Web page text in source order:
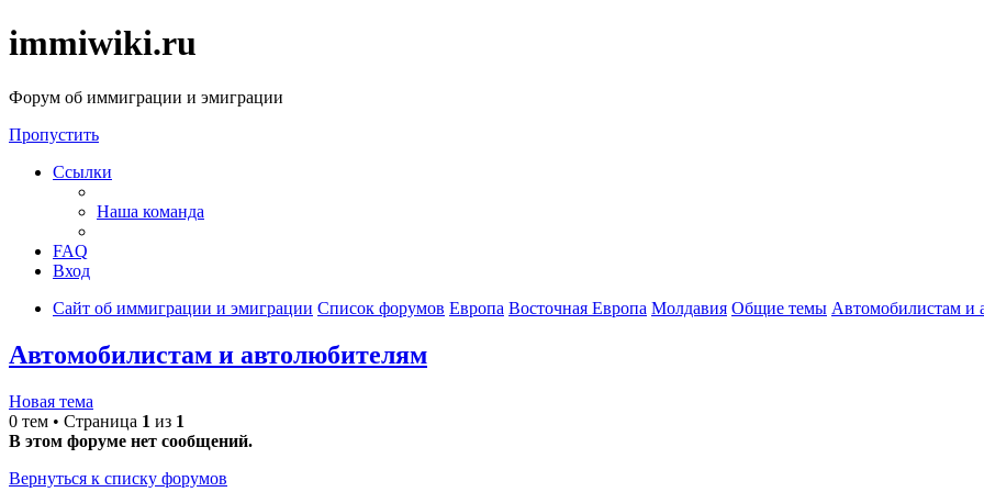
immiwiki.ru
Форум об иммиграции и эмиграции
Пропустить
Ссылки
Наша команда
FAQ
Вход
Сайт об иммиграции и эмиграции Список форумов Европа Восточная Европа Молдавия Общие темы Автомобилистам и
Автомобилистам и автолюбителям
Новая тема
0 тем • Страница 1 из 1
В этом форуме нет сообщений.
Вернуться к списку форумов